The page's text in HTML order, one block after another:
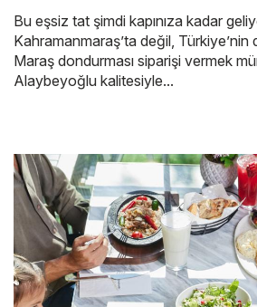
Bu eşsiz tat şimdi kapınıza kadar
Kahramanmaraş’ta değil, Türkiye’nin
Maraş dondurması siparişi vermek
Alaybeyoğlu kalitesiyle...